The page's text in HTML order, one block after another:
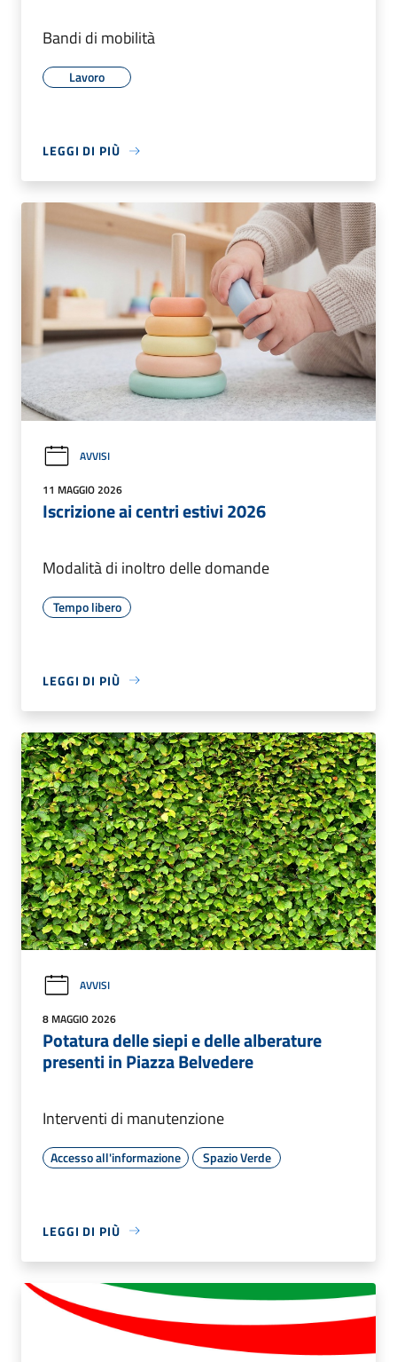
Bandi di mobilità
Lavoro
LEGGI DI PIÙ
AVVISI
11 MAGGIO 2026
Iscrizione ai centri estivi 2026
Modalità di inoltro delle domande
Tempo libero
LEGGI DI PIÙ
AVVISI
8 MAGGIO 2026
Potatura delle siepi e delle alberature
presenti in Piazza Belvedere
Interventi di manutenzione
Accesso all'informazione Spazio Verde
LEGGI DI PIÙ